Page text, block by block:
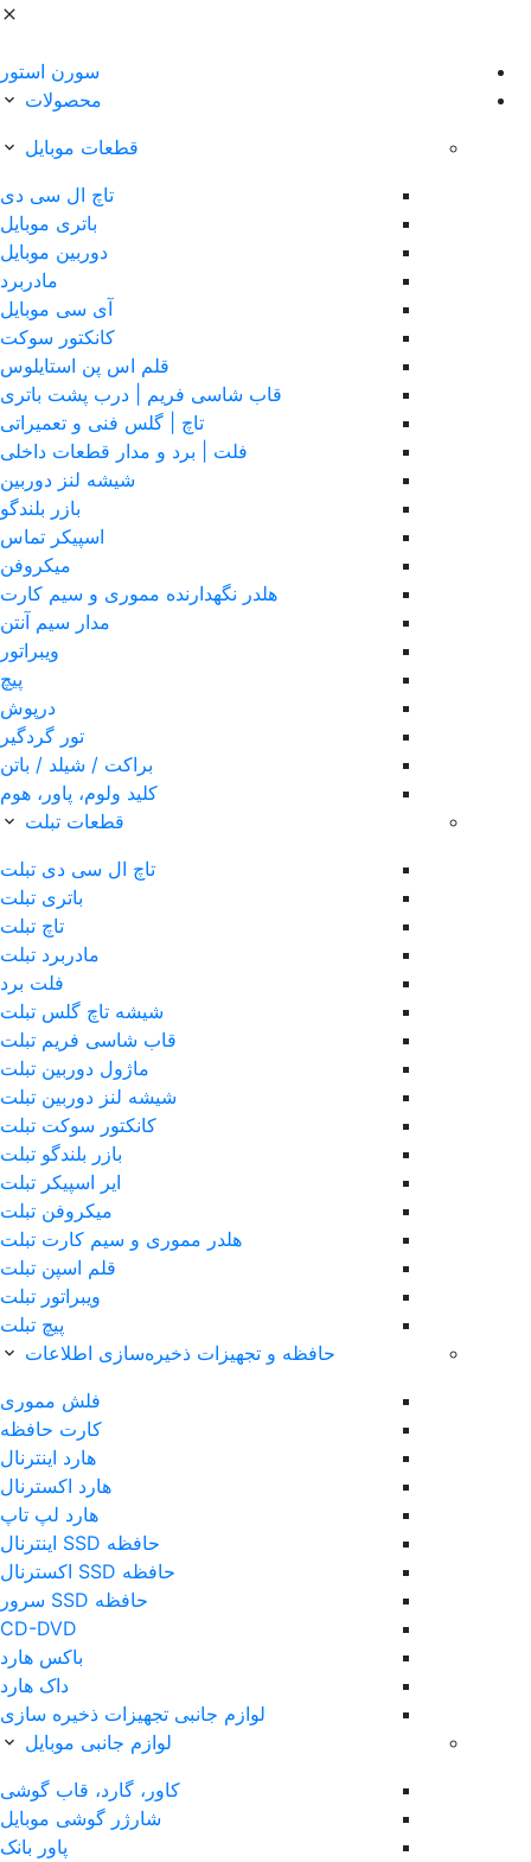
سورن استور
محصولات
قطعات موبایل
تاچ ال سی دی
باتری موبایل
دوربین موبایل
مادربرد
آی سی موبایل
کانکتور سوکت
قلم اس پن استایلوس
قاب شاسی فریم | درب پشت باتری
تاچ | گلس فنی و تعمیراتی
فلت | برد و مدار قطعات داخلی
شیشه لنز دوربین
بازر بلندگو
اسپیکر تماس
میکروفن
هلدر نگهدارنده مموری و سیم کارت
مدار سیم آنتن
ویبراتور
پیچ
درپوش
تور گردگیر
براکت / شیلد / باتن
کلید ولوم، پاور، هوم
قطعات تبلت
تاچ ال سی دی تبلت
باتری تبلت
تاچ تبلت
مادربرد تبلت
فلت برد
شیشه تاچ گلس تبلت
قاب شاسی فریم تبلت
ماژول دوربین تبلت
شیشه لنز دوربین تبلت
کانکتور سوکت تبلت
بازر بلندگو تبلت
ایر اسپیکر تبلت
میکروفن تبلت
هلدر مموری و سیم کارت تبلت
قلم اس‎پن تبلت
ویبراتور تبلت
پیچ تبلت
حافظه و تجهیزات ذخیره‌سازی اطلاعات
فلش مموری
کارت حافظه
هارد اینترنال
هارد اکسترنال
هارد لپ تاپ
حافظه SSD اینترنال
حافظه SSD اکسترنال
حافظه SSD سرور
CD-DVD
باکس هارد
داک هارد
لوازم جانبی تجهیزات ذخیره سازی
لوازم جانبی موبایل
کاور، گارد، قاب گوشی
شارژر گوشی موبایل
پاور بانک